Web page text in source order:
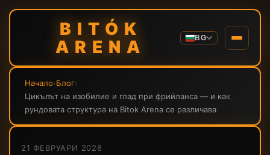
BITÓK
ARENA
BG
Начало›Блог›
Цикълът на изобилие и глад при фрийланса — и как
рундовата структура на Bitok Arena се различава
21 ФЕВРУАРИ 2026